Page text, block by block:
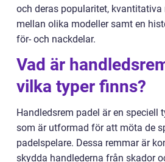
och deras popularitet,
mellan olika modeller samt en
för- och nackdelar.
Vad är
vilka typer finns?
Handledsrem padel är en speciell
som är utformad för att möta de
padelspelare. Dessa remmar är
skydda handlederna från skador